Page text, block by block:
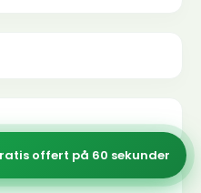
offert på 60 sekunder